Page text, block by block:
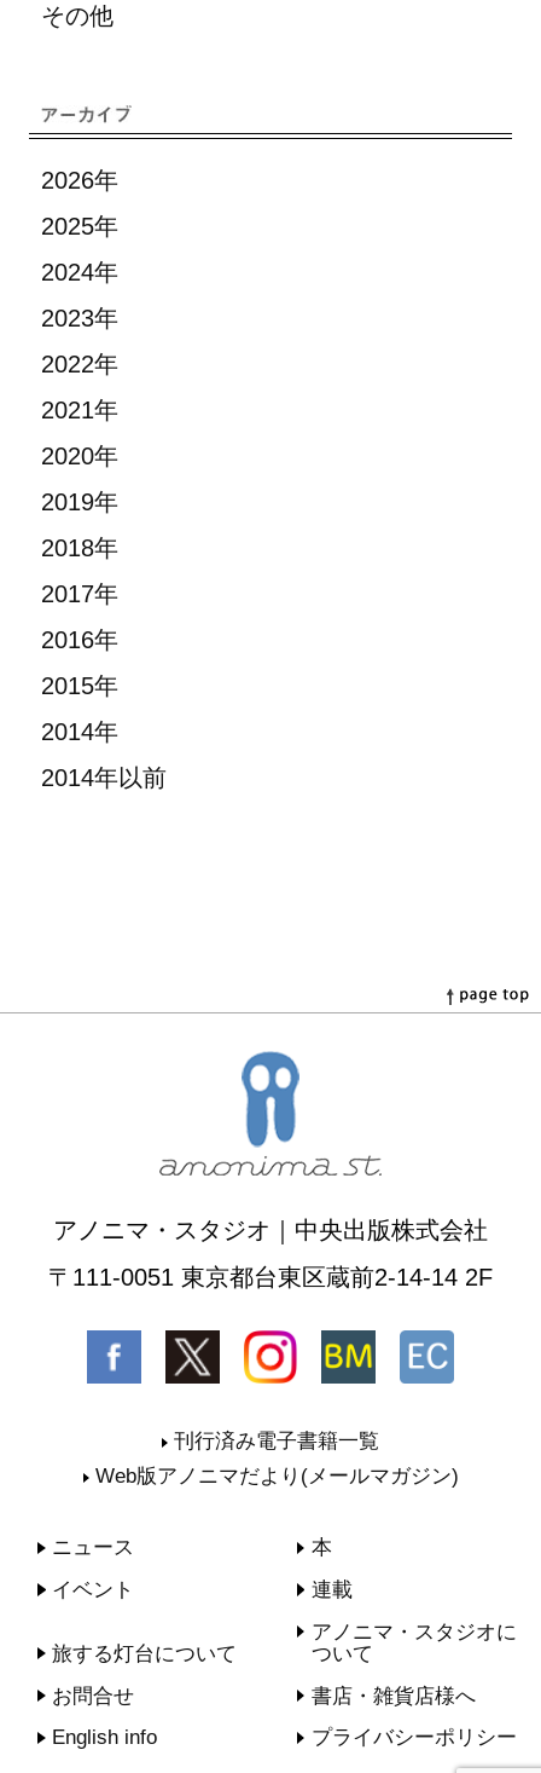
その他
2026年
2025年
2024年
2023年
2022年
2021年
2020年
2019年
2018年
2017年
2016年
2015年
2014年
2014年以前
アノニマ・スタジオ｜中央出版株式会社
〒111-0051 東京都台東区蔵前2-14-14 2F
刊行済み電子書籍一覧
Web版アノニマだより(メールマガジン)
ニュース
本
イベント
連載
旅する灯台について
アノニマ・スタジオに
ついて
お問合せ
書店・雑貨店様へ
English info
プライバシーポリシー